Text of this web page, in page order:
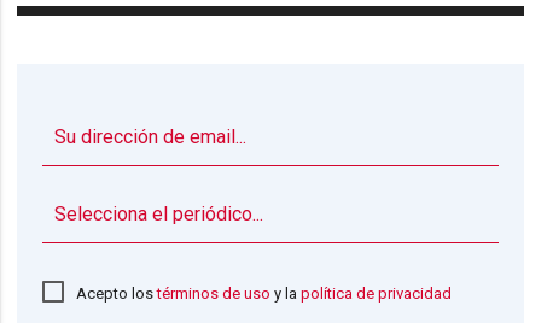
Acepto lostérminos de uso y lapolítica de privacidad